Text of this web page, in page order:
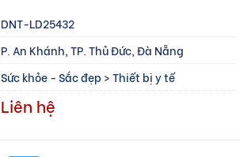
DNT-LD25432
P. An Khánh, TP. Thủ Đức, Đà Nẵng
Sức khỏe - Sắc đẹp >Thiết bị y tế
Liên hệ